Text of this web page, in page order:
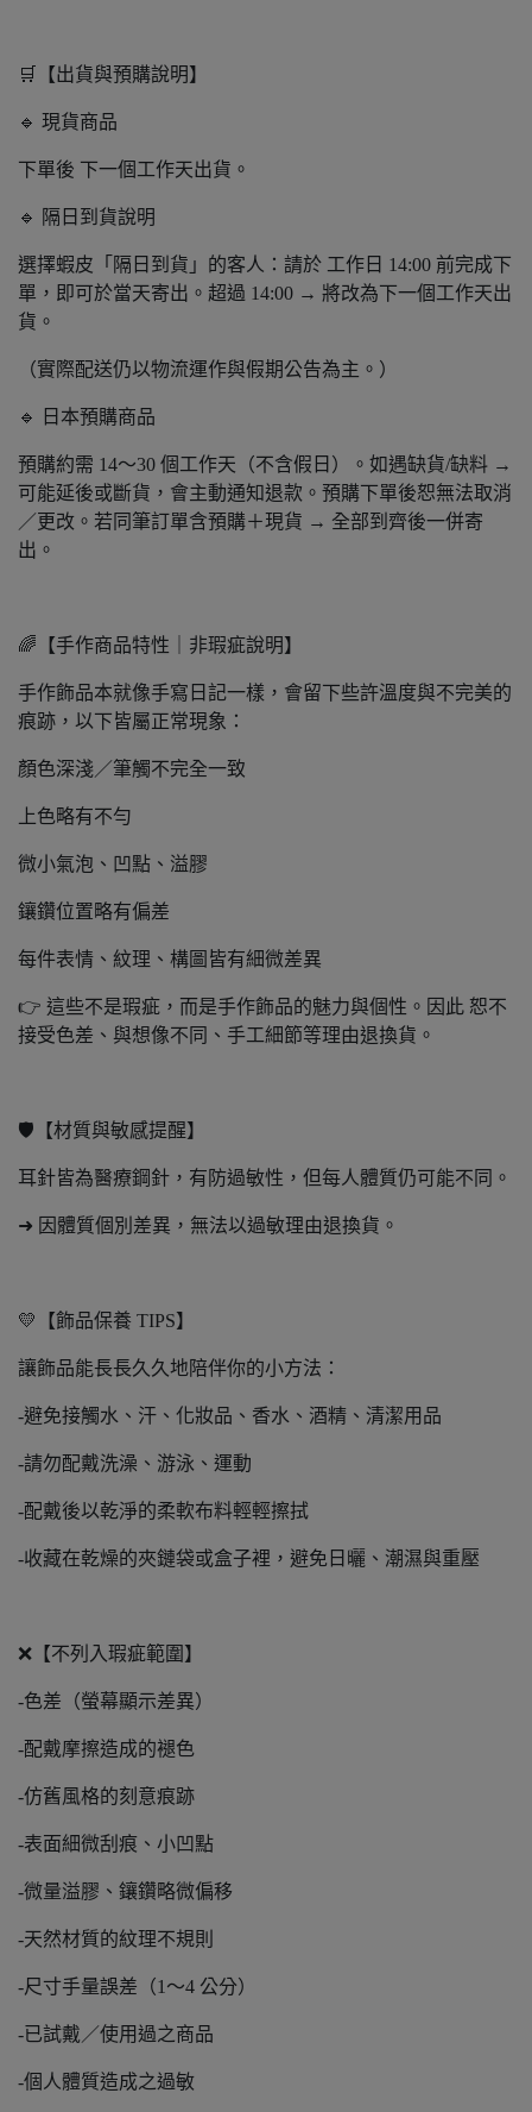
🛒【出貨與預購說明】
🔹 現貨商品
下單後 下一個工作天出貨。
🔹 隔日到貨說明
選擇蝦皮「隔日到貨」的客人：請於 工作日 14:00 前完成下
單，即可於當天寄出。超過 14:00 → 將改為下一個工作天出
貨。
（實際配送仍以物流運作與假期公告為主。）
🔹 日本預購商品
預購約需 14～30 個工作天（不含假日）。如遇缺貨/缺料 →
可能延後或斷貨，會主動通知退款。預購下單後恕無法取消
／更改。若同筆訂單含預購＋現貨 → 全部到齊後一併寄
出。
🌈【手作商品特性｜非瑕疵說明】
手作飾品本就像手寫日記一樣，會留下些許溫度與不完美的
痕跡，以下皆屬正常現象：
顏色深淺／筆觸不完全一致
上色略有不勻
微小氣泡、凹點、溢膠
鑲鑽位置略有偏差
每件表情、紋理、構圖皆有細微差異
👉 這些不是瑕疵，而是手作飾品的魅力與個性。因此 恕不
接受色差、與想像不同、手工細節等理由退換貨。
🛡️【材質與敏感提醒】
耳針皆為醫療鋼針，有防過敏性，但每人體質仍可能不同。
➜ 因體質個別差異，無法以過敏理由退換貨。
💛【飾品保養 TIPS】
讓飾品能長長久久地陪伴你的小方法：
-避免接觸水、汗、化妝品、香水、酒精、清潔用品
-請勿配戴洗澡、游泳、運動
-配戴後以乾淨的柔軟布料輕輕擦拭
-收藏在乾燥的夾鏈袋或盒子裡，避免日曬、潮濕與重壓
❌【不列入瑕疵範圍】
-色差（螢幕顯示差異）
-配戴摩擦造成的褪色
-仿舊風格的刻意痕跡
-表面細微刮痕、小凹點
-微量溢膠、鑲鑽略微偏移
-天然材質的紋理不規則
-尺寸手量誤差（1～4 公分）
-已試戴／使用過之商品
-個人體質造成之過敏